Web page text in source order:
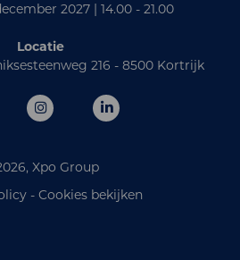
2027 | 14.00 - 21.00
Locatie
216 - 8500 Kortrijk
Xpo Group
- Cookies bekijken